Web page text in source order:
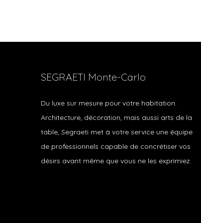
SEGRAETI Monte-Carlo
Du luxe sur mesure pour votre habitation.
Architecture, décoration, mais aussi arts de la
table, Segraeti met à votre service une équipe
de professionnels capable de concrétiser vos
désirs avant même que vous ne les exprimiez.